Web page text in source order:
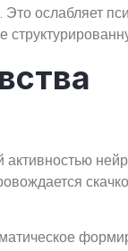
ослабляет